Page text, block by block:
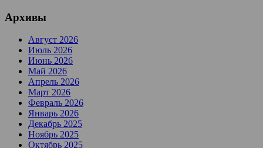
Архивы
Август 2026
Июль 2026
Июнь 2026
Май 2026
Апрель 2026
Март 2026
Февраль 2026
Январь 2026
Декабрь 2025
Ноябрь 2025
Октябрь 2025